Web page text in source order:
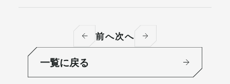
前へ次へ
一覧に戻る